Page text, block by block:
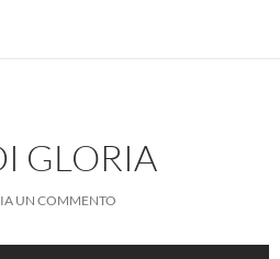
GLORIA
UN COMMENTO